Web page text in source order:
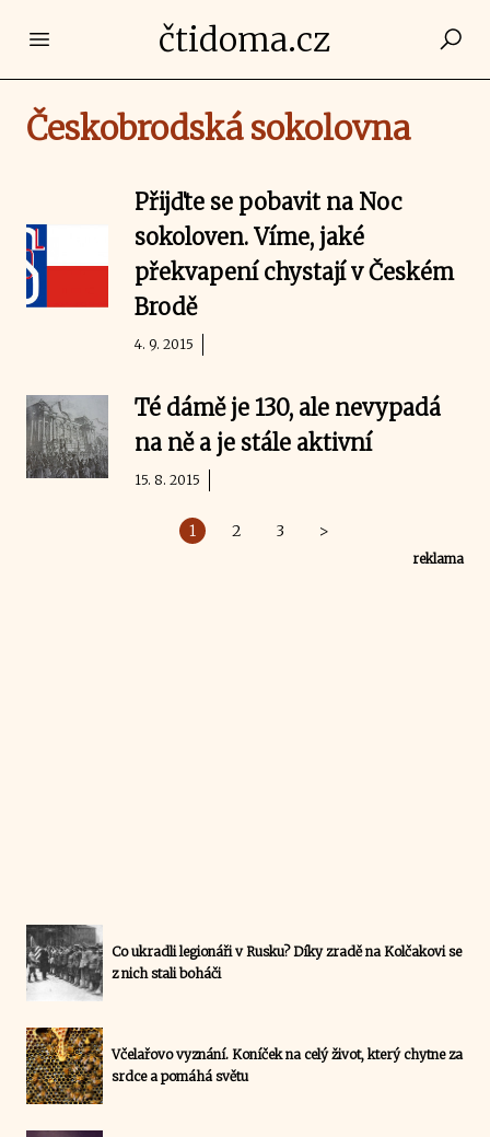
Open main menučtidoma.cz
Českobrodská sokolovna
Přijďte se pobavit na Noc
sokoloven. Víme, jaké
překvapení chystají v Českém
Brodě
4. 9. 2015
Té dámě je 130, ale nevypadá
na ně a je stále aktivní
15. 8. 2015
1 2 3 >
reklama
Co ukradli legionáři v Rusku? Díky zradě na Kolčakovi se
z nich stali boháči
Včelařovo vyznání. Koníček na celý život, který chytne za
srdce a pomáhá světu